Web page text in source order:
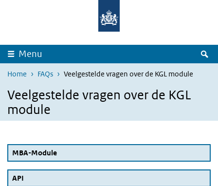
Overslaan en naar de inhoud gaan
Menu
Home FAQs Veelgestelde vragen over de KGL module
Veelgestelde vragen over de KGL
module
MBA-Module
API